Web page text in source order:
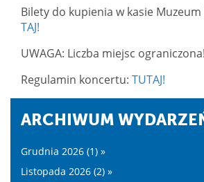
Bilety do kupienia w kasie
TAJ!
UWAGA: Liczba miejsc ograniczona!
Regulamin koncertu: TUTAJ!
ARCHIWUM
Grudnia 2026 (1) »
Listopada 2026 (2) »